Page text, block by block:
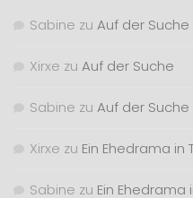
Sabine zu Auf der Suche
Xirxe zu Auf der Suche
Sabine zu Auf der Suche
Xirxe zu Ein Ehedrama
Sabine zu Ein